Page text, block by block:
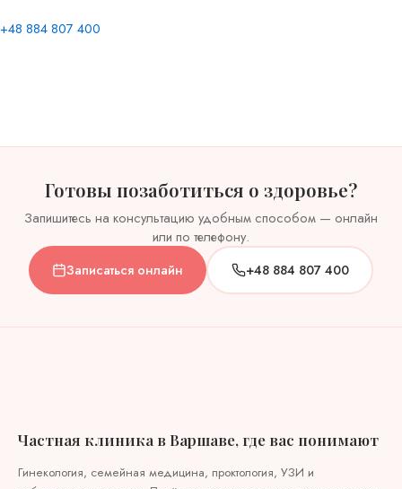
+48 884 807 400
Готовы позаботиться о здоровье?
Запишитесь на консультацию удобным способом — онлайн
или по телефону.
Записаться онлайн +48 884 807 400
Частная клиника в Варшаве, где вас понимают
Гинекология, семейная медицина, проктология, УЗИ и